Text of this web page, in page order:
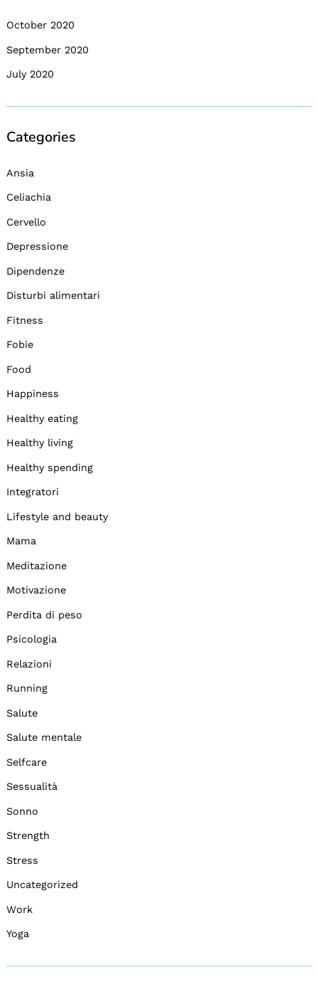
October 2020
September 2020
July 2020
Categories
Ansia
Celiachia
Cervello
Depressione
Dipendenze
Disturbi alimentari
Fitness
Fobie
Food
Happiness
Healthy eating
Healthy living
Healthy spending
Integratori
Lifestyle and beauty
Mama
Meditazione
Motivazione
Perdita di peso
Psicologia
Relazioni
Running
Salute
Salute mentale
Selfcare
Sessualità
Sonno
Strength
Stress
Uncategorized
Work
Yoga